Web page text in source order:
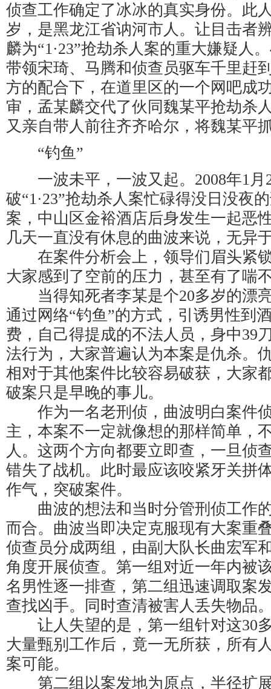
侦查工作确定了冰冰的真实身份。此
岁，是黑龙江省讷河市人。让目击者
麟为“1·23”抢劫杀人案的重大嫌疑人
带领宋琦、马腾和侦查员驱车千里赶
方的配合下，在道里区的一个网吧成
审，孟某麟交代了伙同魏某平抢劫杀
又亲自带人前往齐齐哈尔，将魏某平
“钓鱼”
一波未平，一波又起。2008年1月
破“1·23”抢劫杀人案忙碌得没日没夜
案，中山区金裕酒店后身发生一起恶
几天一直没有休息的曲波来说，无异
在案件分析会上，领导们眉头紧
大家感到了空前的压力，甚至有了喘
当得知死者李某是个20多岁的漂
通过网络“钓鱼”的方式，引诱男性到
费，自己得提成的不法人员，身中39
法行为，大家普遍认为本案是仇杀。
相对于其他案件比较容易破获，大家
破案只是早晚的事儿。
作为一名老刑侦，曲波明白案件
主，本案不一定就像想的那样简单，
人。这两个方向都要立即查，一旦侦
错失了战机。此时最应该咬紧牙关拼
作气，突破案件。
曲波的想法和当时分管刑侦工作
而合。曲波当即决定克服现有大案重
侦查员分成两组，由副大队长曲宏军
角度开展侦查。第一组对近一年内被
名男性逐一排查，第二组迅速调取案
查找凶手。同时查清被害人丢失物品
让人失望的是，第一组针对这30
大量甄别工作后，竟一无所获，所有
案可能。
第二组以案发地为原点，半径扩